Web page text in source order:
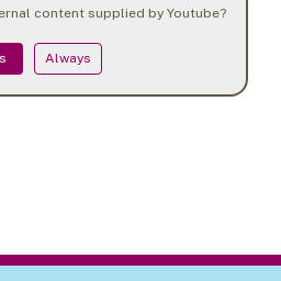
content supplied by Youtube?
Always